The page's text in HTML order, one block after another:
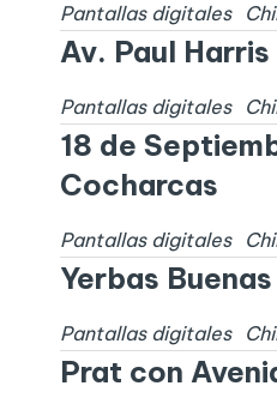
Pantallas digitales
Av. Paul Harris
Pantallas digitales
18 de
Cocharcas
Pantallas digitales
Yerbas
Pantallas digitales
Prat con